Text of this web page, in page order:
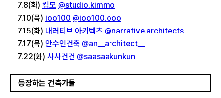
7.8(화) 킴모 @studio.kimmo
7.10(목) ioo100 @ioo100.ooo
7.15(화) 내러티브 아키텍츠 @narrative.architects
7.17(목) 안수인건축 @an__architect__
7.22(화) 사사건건 @saasaakunkun
등장하는 건축가들